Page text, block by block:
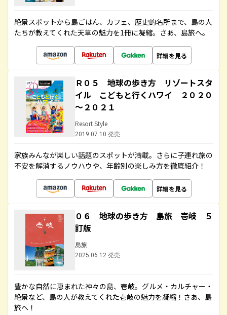
絶景スポットから島ごはん、カフェ、歴史的名所まで、島の人
たちが教えてくれた天草の魅力を1冊に凝縮。さあ、島旅へ。
詳細を見る
Ｒ０５ 地球の歩き方 リゾートスタ
イル こどもと行くハワイ ２０２０
～２０２１
Resort Style
2019.07.10 発売
家族みんなが楽しい話題のスポットが満載。さらに子連れ旅の
不安を解消するノウハウや、年齢別の楽しみ方を徹底紹介！
詳細を見る
０６ 地球の歩き方 島旅 壱岐 ５
訂版
島旅
2025.06.12 発売
豊かな自然に恵まれた神々の島、壱岐。グルメ・カルチャー・
絶景など、島の人が教えてくれた壱岐の魅力を凝縮！さあ、島
旅へ！